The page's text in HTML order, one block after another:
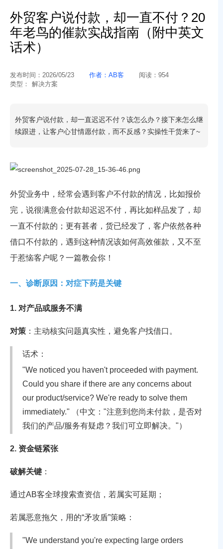
外贸客户说付款，却一直不付？20
年老鸟的催款实战指南（附中英文
话术）
发布时间： 2026/05/23 作者： AB客 阅读： 954
类型：
解决方案
外贸客户说付款，却一直迟迟不付？该怎么办？接下来怎么继
续跟进，让客户心甘情愿付款，而不反感？实操性干货来了~
外贸业务中，经常会遇到客户不付款的情况，比如报价
完，说很满意会付款却迟迟不付，再比如样品发了，却
一直不付款的；更有甚者，货已经发了，客户依然各种
借口不付款的，遇到这种情况该如何高效催款，又不至
于惹恼客户呢？一篇教会你！
一、诊断原因：对症下药是关键
1. 对产品或服务不满
对策 ：主动核实问题真实性，避免客户找借口。
话术：
"We noticed you haven't proceeded with payment.
Could you share if there are any concerns about
our product/service? We're ready to solve them
immediately."
（中文："注意到您尚未付款，是否对
我们的产品/服务有疑虑？我们可立即解决。"）
2. 资金链紧张
破解关键 ：
通过AB客全球搜索查资信 ，若属实可延期；
若属恶意拖欠，用 的“矛攻盾”策略：
"We understand you're expecting large orders